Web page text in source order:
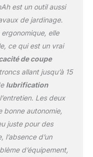
】Notre
sur
offre une
durable
deux
lithium-ion
de 21V
bénéficiez
autonomie
d'environ 70
Dites adieu aux
utilisation
【La
est un outil aussi
de jardinage.
elle
ce qui est un vrai
de coupe
allant jusqu’à 15
lubrification
Les deux
bonne autonomie,
juste pour des
d’un
d’équipement,